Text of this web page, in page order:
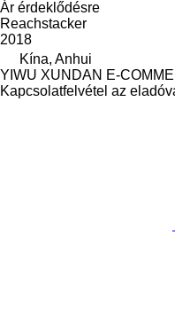
Ár érdeklődésre
Reachstacker
2018
Kína, Anhui
YIWU XUNDAN E-
Kapcsolatfelvétel az